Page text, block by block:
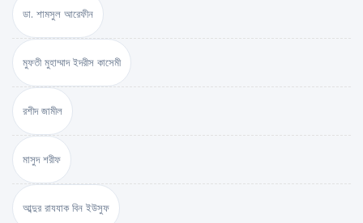
ডা. শামসুল আরেফীন
মুফতী মুহাম্মাদ ইদরীস কাসেমী
রশীদ জামীল
মাসুদ শরীফ
আব্দুর রাযযাক বিন ইউসুফ